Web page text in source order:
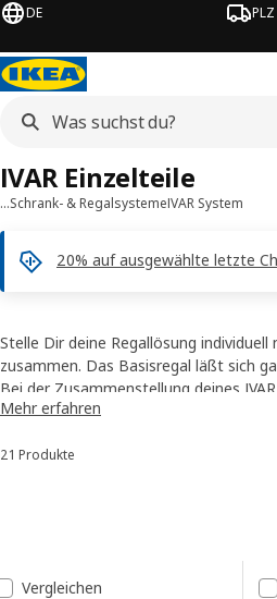
DE
…Schrank- & RegalsystemeIVAR System
20% auf ausgewählte letzte
IVAR Einzelteile
Stelle Dir deine Regallösung individuell
zusammen. Das Basisregal läßt sich
beliebig erweitern.Bringe noch Haken,
Flaschenregale an. Lasiere oder
Bei der Zusammenstellung deines
Planer.
Mehr erfahren
Sortieren und Filtern
21 Produkte
Liste der Ergebnisse
Vergleichen